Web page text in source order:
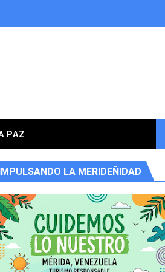
en la parroquia Osuna Rodríguez
PAZ
IMPULSANDO LA MERIDEÑIDAD